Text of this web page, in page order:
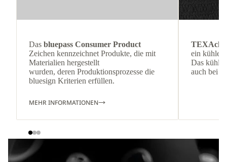
Das bluepass Consumer Product
Zeichen kennzeichnet Produkte, die mit
Materialien hergestellt
wurden, deren Produktionsprozesse die
bluesign Kriterien erfüllen.
MEHR INFORMATIONEN
ein
Das kühl
auch bei